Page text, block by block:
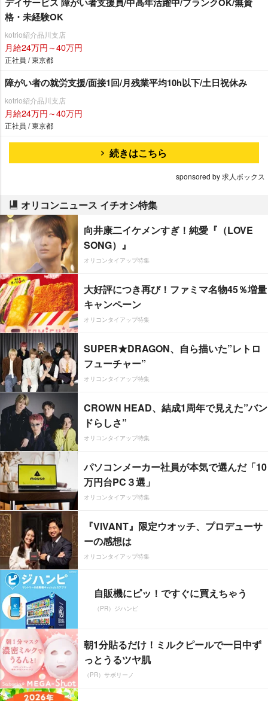
格・未経験OK
kotrio紹介品川支店
月給24万円～40万円
正社員 / 東京都
障がい者の就労支援/面接1回/月残業平均10h以下/土日祝休み
kotrio紹介品川支店
月給24万円～40万円
正社員 / 東京都
続きはこちら
sponsored by 求人ボックス
オリコンニュース イチオシ特集
向井康二イケメンすぎ！純愛『（LOVE
SONG）』
オリコンタイアップ特集
大好評につき再び！ファミマ名物45％増量
キャンペーン
オリコンタイアップ特集
SUPER★DRAGON、自ら描いた”レトロ
フューチャー”
オリコンタイアップ特集
CROWN HEAD、結成1周年で見えた”バン
ドらしさ”
オリコンタイアップ特集
パソコンメーカー社員が本気で選んだ「10
万円台PC３選」
オリコンタイアップ特集
『VIVANT』限定ウオッチ、プロデューサ
ーの感想は
オリコンタイアップ特集
自販機にピッ！ですぐに買えちゃう
（PR）ジハンピ
朝1分貼るだけ！ミルクピールで一日中ず
っとうるツヤ肌
（PR）サボリーノ